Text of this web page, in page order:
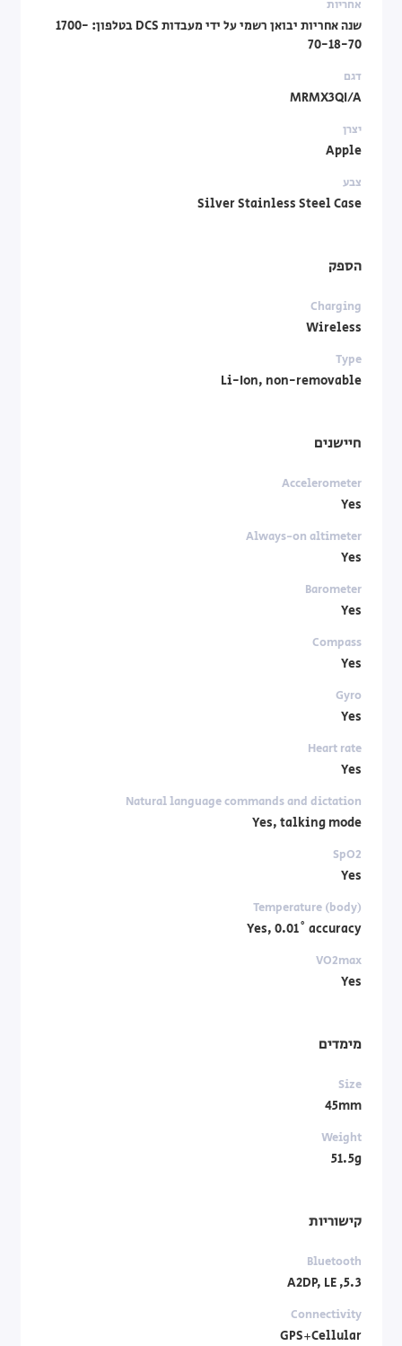
אחריות
שנה אחריות יבואן רשמי על ידי מעבדות DCS בטלפון: 1700-
70-18-70
דגם
MRMX3QI/A
יצרן
Apple
צבע
Silver Stainless Steel Case
הספק
Charging
Wireless
Type
Li-Ion, non-removable
חיישנים
Accelerometer
Yes
Always-on altimeter
Yes
Barometer
Yes
Compass
Yes
Gyro
Yes
Heart rate
Yes
Natural language commands and dictation
Yes, talking mode
SpO2
Yes
Temperature (body)
Yes, 0.01˚ accuracy
VO2max
Yes
מימדים
Size
45mm
Weight
51.5g
קישוריות
Bluetooth
5.3, A2DP, LE
Connectivity
GPS+Cellular